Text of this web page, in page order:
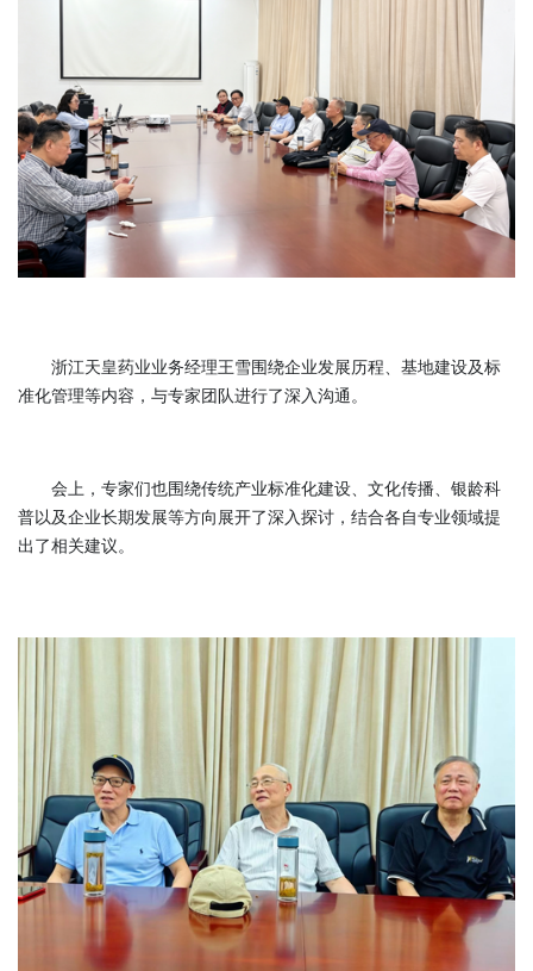
浙江天皇药业业务经理王雪围绕企业发展历程、基地建设及标
准化管理等内容，与专家团队进行了深入沟通。
会上，专家们也围绕传统产业标准化建设、文化传播、银龄科
普以及企业长期发展等方向展开了深入探讨，结合各自专业领域提
出了相关建议。